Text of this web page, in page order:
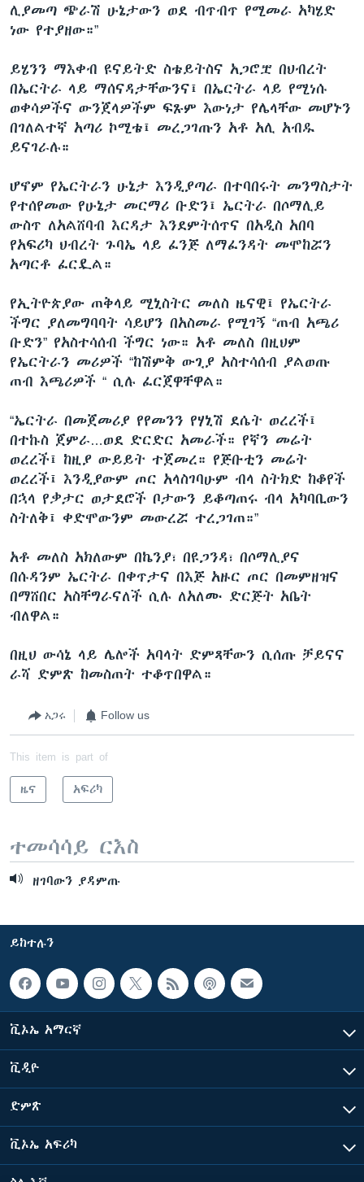
ሊያመጣ ጭራሽ ሁኔታውን ወደ ብጥብጥ የሚመራ አካሄድ
ነው የተያዘው።”
ይሄንን ማእቀብ ዩናይትድ ስቴይትስና አጋሮቿ በህብረት
በኤርትራ ላይ ማሰናዳታቸውንና፤ በኤርትራ ላይ የሚነሱ
ወቀሳዎችና ውንጀላዎችም ፍጹም እውነታ የሌላቸው መሆኑን
በገለልተኛ አጣሪ ኮሚቴ፤ መረጋገጡን አቶ አሊ አብዱ
ይናገራሉ።
ሆኖም የኤርትራን ሁኔታ እንዲያጣራ በተባበሩት መንግስታት
የተሰየመው የሁኔታ መርማሪ ቡድን፤ ኤርትራ በሶማሊይ
ውስጥ ለአልሸባብ እርዳታ እንደምትሰጥና በአዲስ አበባ
የአፍሪካ ህብረት ጉባኤ ላይ ፈንጅ ለማፈንዳት መሞከሯን
አጣርቶ ፈርዷል።
የኢትዮጵያው ጠቅላይ ሚኒስትር መለስ ዜናዊ፤ የኤርትራ
ችግር ያለመግባባት ሳይሆን በአስመራ የሚገኝ “ጠብ አጫሪ
ቡድን” የአስተሳሰብ ችግር ነው። አቶ መለስ በዚህም
የኤርትራን መሪዎች “ከሽምቅ ውጊያ አስተሳሰብ ያልወጡ
ጠብ እጫሪዎች “ ሲሉ ፈርጀዋቸዋል።
“ኤርትራ በመጀመሪያ የየመንን የሃኒሽ ደሴት ወረረች፤
በተኩስ ጀምራ…ወደ ድርድር አመራች። የኛን መሬት
ወረረች፤ ከዚያ ውይይት ተጀመረ። የጅቡቲን መሬት
ወረረች፤ እንዲያውም ጦር አላስገባሁም ብላ ስትክድ ከቆየች
በኋላ የቃታር ወታደሮች ቦታውን ይቆጣጠሩ ብላ አካባቢውን
ስትለቅ፤ ቀድሞውንም መውረሯ ተረጋገጠ።”
አቶ መለስ አክለውም በኬንያ፣ በዩጋንዳ፣ በሶማሊያና
በሱዳንም ኤርትራ በቀጥታና በእጅ አዙር ጦር በመምዘዝና
በማሸበር አስቸግራናለች ሲሉ ለአለሙ ድርጅት አቤት
ብለዋል።
በዚህ ውሳኔ ላይ ሌሎች አባላት ድምጻቸውን ሲሰጡ ቻይናና
ራሻ ድምጽ ከመስጠት ተቆጥበዋል።
አጋሩ Follow us
This item is part of
ዜና አፍሪካ
ተመሳሳይ ርእስ
ዘገባውን ያዳምጡ
ይከተሉን
ቪኦኤ አማርኛ
ቪዲዮ
ድምጽ
ቪኦኤ አፍሪካ